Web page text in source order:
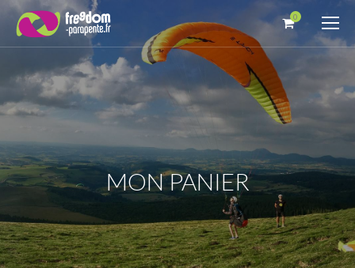
0
MON PANIER
Panneau de gestion des cookies